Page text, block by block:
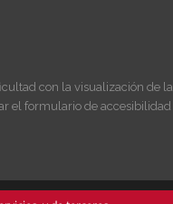
con la visualización de la
el formulario de accesibilidad